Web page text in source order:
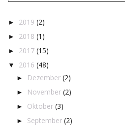
► 2019 (2)
► 2018 (1)
► 2017 (15)
▼ 2016 (48)
► Dezember (2)
► November (2)
► Oktober (3)
► September (2)